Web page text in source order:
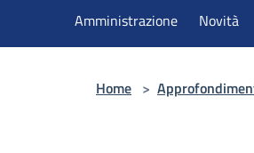
Amministrazione Novità
Home >